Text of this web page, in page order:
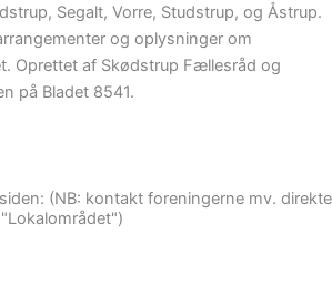
Segalt, Vorre, Studstrup, og Åstrup.
og oplysninger om
Oprettet af Skødstrup Fællesråd og
på Bladet 8541.
(NB: kontakt foreningerne mv. direkte